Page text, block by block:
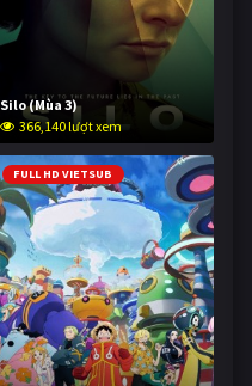
Silo (Mùa 3)
366,140 lượt xem
FULL HD VIETSUB